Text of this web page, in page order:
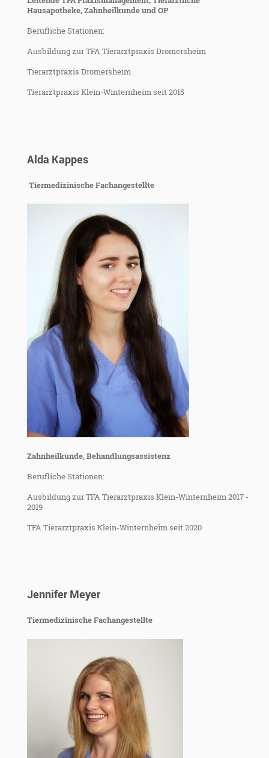
Hausapotheke, Zahnheilkunde und OP
Berufliche Stationen:
Ausbildung zur TFA Tierarztpraxis Dromersheim
Tierarztpraxis Dromersheim
Tierarztpraxis Klein-Winternheim seit 2015
Alda Kappes
Tiermedizinische Fachangestellte
Zahnheilkunde, Behandlungsassistenz
Berufliche Stationen:
Ausbildung zur TFA Tierarztpraxis Klein-Winternheim 2017 -
2019
TFA Tierarztpraxis Klein-Winternheim seit 2020
Jennifer Meyer
Tiermedizinische Fachangestellte